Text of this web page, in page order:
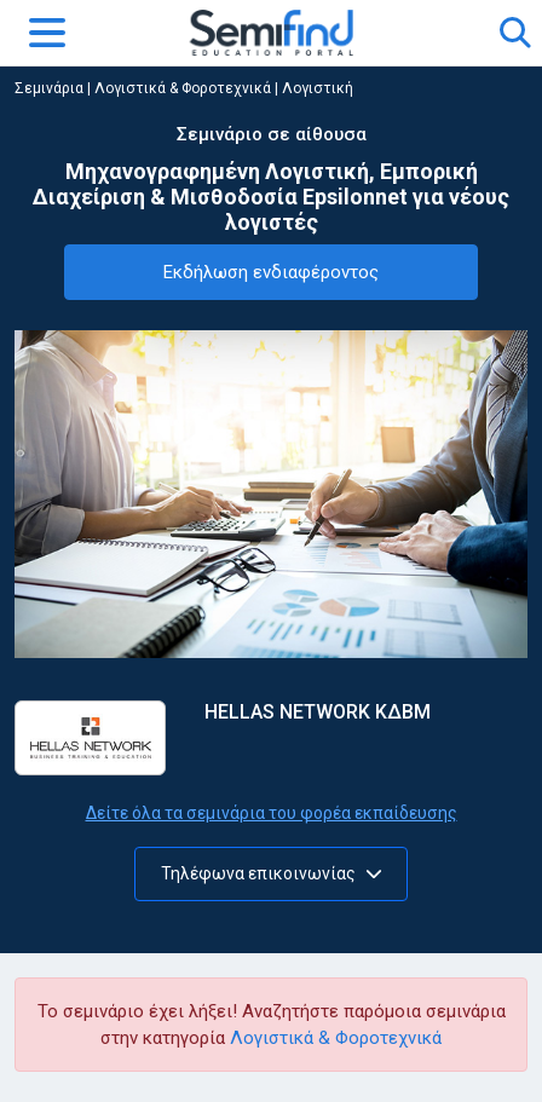
Σεμινάρια Λογιστικά & Φοροτεχνικά Λογιστική
Σεμινάριο σε αίθουσα
Μηχανογραφημένη Λογιστική, Εμπορική
Διαχείριση & Μισθοδοσία Epsilonnet για νέους
λογιστές
Εκδήλωση ενδιαφέροντος
HELLAS NETWORK ΚΔΒΜ
Δείτε όλα τα σεμινάρια του φορέα εκπαίδευσης
Τηλέφωνα επικοινωνίας
Το σεμινάριο έχει λήξει! Αναζητήστε παρόμοια σεμινάρια
στην κατηγορία Λογιστικά & Φοροτεχνικά